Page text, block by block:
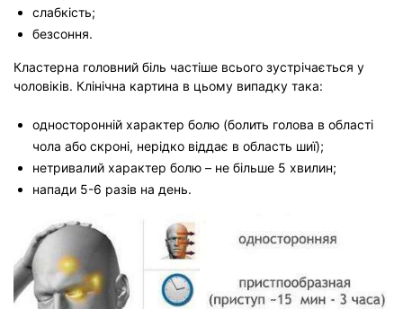
слабкість;
безсоння.
Кластерна головний біль частіше всього зустрічається у
чоловіків. Клінічна картина в цьому випадку така:
односторонній характер болю (болить голова в області
чола або скроні, нерідко віддає в область шиї);
нетривалий характер болю – не більше 5 хвилин;
напади 5-6 разів на день.